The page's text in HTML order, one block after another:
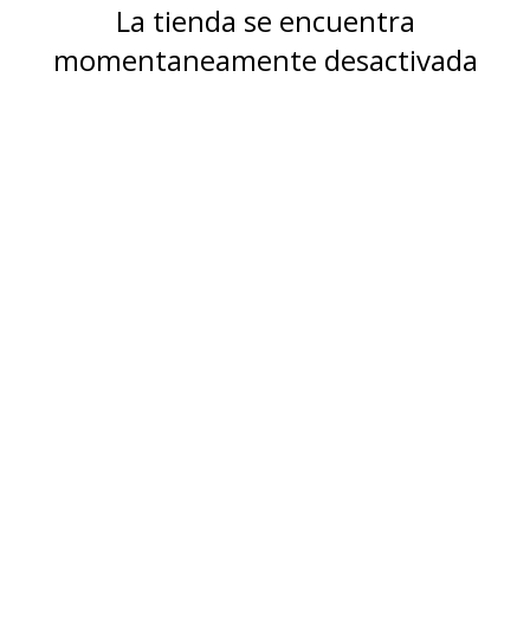
La tienda se encuentra
momentaneamente desactivada